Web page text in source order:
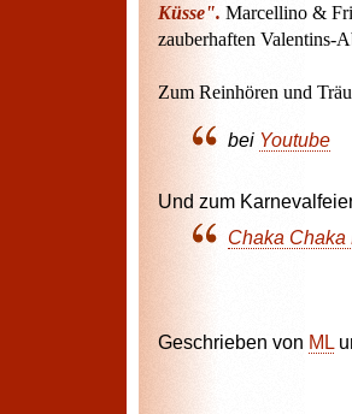
Küsse". Marcellino &
zauberhaften Valentins-
Zum Reinhören und
bei Youtube
Und zum
Chaka Chaka
Geschrieben von ML